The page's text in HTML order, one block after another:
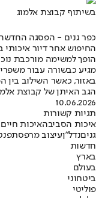
בשיתוף קבוצת אלמוג
כפר גנים - הפסגה
החיפוש אחר דיור
מגיע כבשורה עבור
באזור, כאשר השילוב
הגב האיתן של קבוצת
10.06.2026
תגיות קשורות
איכות הסביבהאיכות חיים
גניםנדל"ןעיצוב מרפסת
חדשות
בארץ
בעולם
ביטחוני
פוליטי